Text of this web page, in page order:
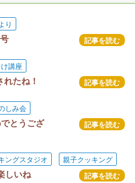
り
記事を読む
講座
たね！ 記事を読む
しみ会
とうござ 記事を読む
ングスタジオ 親子クッキング
しいね 記事を読む